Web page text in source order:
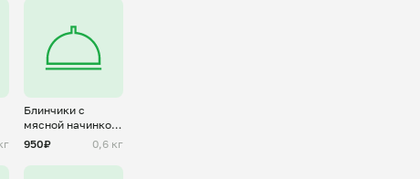
Блинчики с
мясной начинкой
"А-ля болоньезе"
950₽ 0,6 кг